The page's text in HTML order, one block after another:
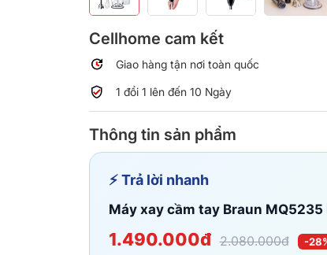
Cellhome cam kết
Giao hàng tận nơi toàn quốc
1 đổi 1 lên đến 10 Ngày
Thông tin sản phẩm
⚡ Trả lời nhanh
Máy xay cầm tay Braun MQ5235
1.490.000đ 2.080.000đ -